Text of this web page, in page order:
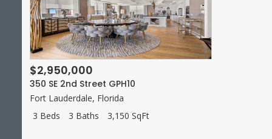
$2,950,000
350 SE 2nd Street GPH10
Fort Lauderdale, Florida
3 Beds
3 Baths 3,150 SqFt